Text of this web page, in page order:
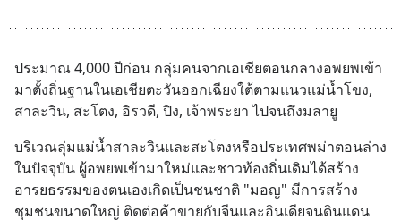
ประมาณ 4,000 ปีก่อน กลุ่มคนจากเอเชียตอนกลางอพยพเข้า
มาตั้งถิ่นฐานในเอเชียตะวันออกเฉียงใต้ตามแนวแม่น้ำโขง,
สาละวิน, สะโตง, อิรวดี, ปิง, เจ้าพระยา ไปจนถึงมลายู
บริเวณลุ่มแม่น้ำสาละวินและสะโตงหรือประเทศพม่าตอนล่าง
ในปัจจุบัน ผู้อพยพเข้ามาใหม่และชาวท้องถิ่นเดิมได้สร้าง
อารยธรรมของตนเองเกิดเป็นชนชาติ "มอญ" มีการสร้าง
ชุมชนขนาดใหญ่ ติดต่อค้าขายกับจีนและอินเดียจนดินแดน